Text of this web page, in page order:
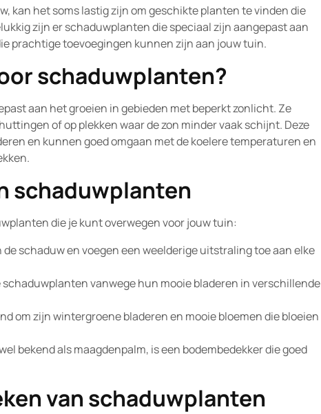
kan het soms lastig zijn om geschikte planten te vinden die
zijn er schaduwplanten die speciaal zijn aangepast aan
prachtige toevoegingen kunnen zijn aan jouw tuin.
schaduwplanten?
aan het groeien in gebieden met beperkt zonlicht. Ze
of op plekken waar de zon minder vaak schijnt. Deze
en kunnen goed omgaan met de koelere temperaturen en
schaduwplanten
die je kunt overwegen voor jouw tuin:
de schaduw en voegen een weelderige uitstraling toe aan elke
schaduwplanten vanwege hun mooie bladeren in verschillende
om zijn wintergroene bladeren en mooie bloemen die bloeien
bekend als maagdenpalm, is een bodembedekker die goed
van schaduwplanten